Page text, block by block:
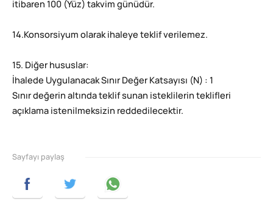
itibaren 100 (Yüz) takvim günüdür.
14.Konsorsiyum olarak ihaleye teklif verilemez.
15. Diğer hususlar:
İhalede Uygulanacak Sınır Değer Katsayısı (N) : 1
Sınır değerin altında teklif sunan isteklilerin teklifleri
açıklama istenilmeksizin reddedilecektir.
Sayfayı paylaş